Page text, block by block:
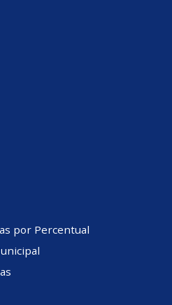
por Percentual